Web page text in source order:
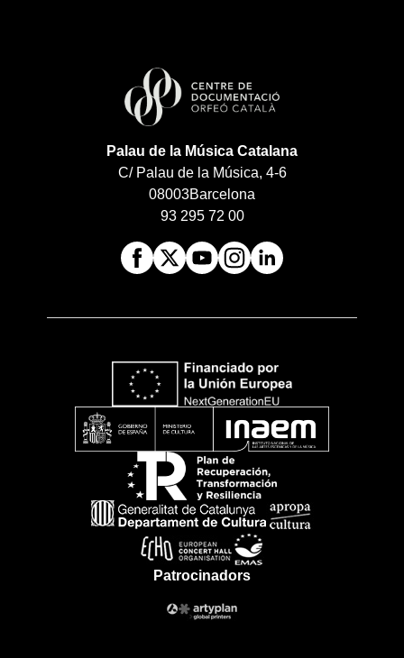
Palau de la Música Catalana
C/ Palau de la Música, 4-6
08003Barcelona
93 295 72 00
Patrocinadors